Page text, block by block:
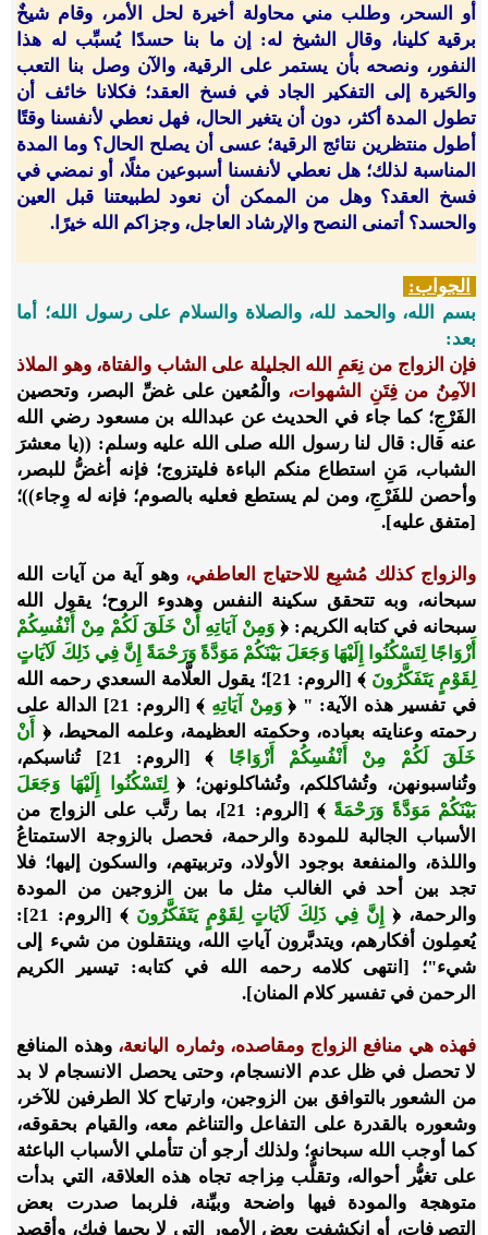
أو السحر، وطلب مني محاولة أخيرة لحل الأمر، وقام شيخٌ
برقية كلينا، وقال الشيخ له: إن ما بنا حسدًا يُسبِّب له هذا
النفور، ونصحه بأن يستمر على الرقية، والآن وصل بنا التعب
والحَيرة إلى التفكير الجاد في فسخ العقد؛ فكلانا خائف أن
تطول المدة أكثر، دون أن يتغير الحال، فهل نعطي لأنفسنا وقتًا
أطول منتظرين نتائج الرقية؛ عسى أن يصلح الحال؟ وما المدة
المناسبة لذلك؛ هل نعطي لأنفسنا أسبوعين مثلًا، أو نمضي في
فسخ العقد؟ وهل من الممكن أن نعود لطبيعتنا قبل العين
والحسد؟ أتمنى النصح والإرشاد العاجل، وجزاكم الله خيرًا.
الجواب:
بسم الله، والحمد لله، والصلاة والسلام على رسول الله؛ أما
بعد:
فإن الزواج من نِعَمِ الله الجليلة على الشاب والفتاة، وهو الملاذ
الآمِنُ من فِتَنِ الشهوات، والْمُعين على غضِّ البصر، وتحصين
الفَرْجِ؛ كما جاء في الحديث عن عبدالله بن مسعود رضي الله
عنه قال: قال لنا رسول الله صلى الله عليه وسلم: ((يا معشرَ
الشباب، مَنِ استطاع منكم الباءة فليتزوج؛ فإنه أغضُّ للبصر،
وأحصن للفَرْجِ، ومن لم يستطع فعليه بالصوم؛ فإنه له وِجاء))؛
[متفق عليه].
والزواج كذلك مُشبِع للاحتياج العاطفي، وهو آية من آيات الله
سبحانه، وبه تتحقق سكينة النفس وهدوء الروح؛ يقول الله
سبحانه في كتابه الكريم: ﴿ وَمِنْ آيَاتِهِ أَنْ خَلَقَ لَكُمْ مِنْ أَنْفُسِكُمْ
أَزْوَاجًا لِتَسْكُنُوا إِلَيْهَا وَجَعَلَ بَيْنَكُمْ مَوَدَّةً وَرَحْمَةً إِنَّ فِي ذَلِكَ لَآيَاتٍ
لِقَوْمٍ يَتَفَكَّرُونَ
﴾ [الروم: 21]؛ يقول العلَّامة السعدي رحمه الله
في تفسير هذه الآية: " ﴿وَمِنْ آيَاتِهِ
﴾ [الروم: 21] الدالة على
رحمته وعنايته بعباده، وحكمته العظيمة، وعلمه المحيط، ﴿
أَنْ
خَلَقَ لَكُمْ مِنْ أَنْفُسِكُمْ أَزْوَاجًا
﴾ [الروم: 21] تُناسبكم،
وتُناسبونهن، وتُشاكلكم، وتُشاكلونهن؛ ﴿لِتَسْكُنُوا إِلَيْهَا وَجَعَلَ
بَيْنَكُمْ مَوَدَّةً وَرَحْمَةً
﴾ [الروم: 21]، بما رتَّب على الزواج من
الأسباب الجالبة للمودة والرحمة، فحصل بالزوجة الاستمتاعُ
واللذة، والمنفعة بوجود الأولاد، وتربيتهم، والسكون إليها؛ فلا
تجد بين أحد في الغالب مثل ما بين الزوجين من المودة
والرحمة، ﴿ إِنَّ فِي ذَلِكَ لَآيَاتٍ لِقَوْمٍ يَتَفَكَّرُونَ
﴾ [الروم: 21]:
يُعمِلون أفكارهم، ويتدبَّرون آياتِ الله، وينتقلون من شيء إلى
شيء"؛ [انتهى كلامه رحمه الله في كتابه: تيسير الكريم
الرحمن في تفسير كلام المنان].
فهذه هي منافع الزواج ومقاصده، وثماره اليانعة،وهذه المنافع
لا تحصل في ظل عدم الانسجام، وحتى يحصل الانسجام لا بد
من الشعور بالتوافق بين الزوجين، وارتياح كلا الطرفين للآخر،
وشعوره بالقدرة على التفاعل والتناغم معه، والقيام بحقوقه،
كما أوجب الله سبحانه؛ ولذلك أرجو أن تتأملي الأسباب الباعثة
على تغيُّر أحواله، وتقلُّب مِزاجه تجاه هذه العلاقة، التي بدأت
متوهجة والمودة فيها واضحة وبيِّنة، فلربما صدرت بعض
التصرفات، أو انكشفت بعض الأمور التي لا يحبها فيكِ، وأقصد